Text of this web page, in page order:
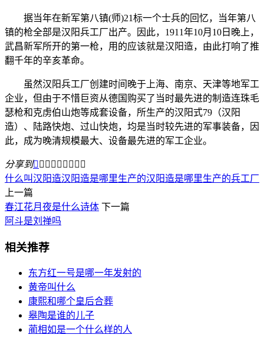
据当年在新军第八镇(师)21标一个士兵的回忆，当年第八
镇的枪全部是汉阳兵工厂出产。因此，1911年10月10日晚上，
武昌新军所开的第一枪，用的应该就是汉阳造，由此打响了推
翻千年的辛亥革命。
虽然汉阳兵工厂创建时间晚于上海、南京、天津等地军工
企业，但由于不惜巨资从德国购买了当时最先进的制造连珠毛
瑟枪和克虏伯山炮等成套设备，所生产的汉阳式79（汉阳
造）、陆路快炮、过山快炮，均是当时较先进的军事装备，因
此，成为晚清规模最大、设备最先进的军工企业。
分享到        
什么叫汉阳造汉阳造是哪里生产的汉阳造是哪里生产的兵工厂
上一篇
春江花月夜是什么诗体 下一篇
阿斗是刘禅吗
相关推荐
东方红一号是哪一年发射的
黄帝叫什么
康熙和哪个皇后合葬
皋陶是谁的儿子
蔺相如是一个什么样的人